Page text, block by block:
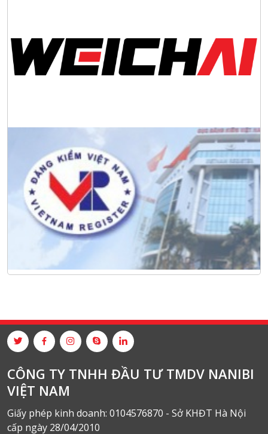
CÔNG TY TNHH ĐẦU TƯ TMDV NANIBI
VIỆT NAM
Giấy phép kinh doanh: 0104576870 - Sở KHĐT Hà Nội
cấp ngày 28/04/2010